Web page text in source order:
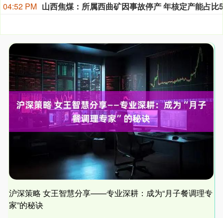
04:52 PM
沪深策略 女王智慧分享——专业深耕：成为“月子餐调理专
家”的秘诀